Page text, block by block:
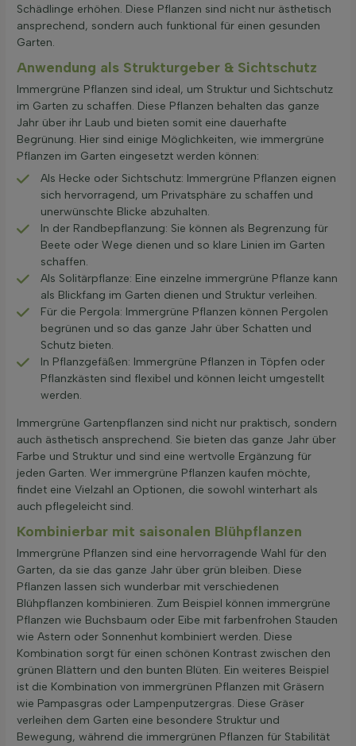
Schädlinge erhöhen. Diese Pflanzen sind nicht nur ästhetisch
ansprechend, sondern auch funktional für einen gesunden
Garten.
Anwendung als Strukturgeber & Sichtschutz
Immergrüne Pflanzen sind ideal, um Struktur und Sichtschutz
im Garten zu schaffen. Diese Pflanzen behalten das ganze
Jahr über ihr Laub und bieten somit eine dauerhafte
Begrünung. Hier sind einige Möglichkeiten, wie immergrüne
Pflanzen im Garten eingesetzt werden können:
Als Hecke oder Sichtschutz: Immergrüne Pflanzen eignen
sich hervorragend, um Privatsphäre zu schaffen und
unerwünschte Blicke abzuhalten.
In der Randbepflanzung: Sie können als Begrenzung für
Beete oder Wege dienen und so klare Linien im Garten
schaffen.
Als Solitärpflanze: Eine einzelne immergrüne Pflanze kann
als Blickfang im Garten dienen und Struktur verleihen.
Für die Pergola: Immergrüne Pflanzen können Pergolen
begrünen und so das ganze Jahr über Schatten und
Schutz bieten.
In Pflanzgefäßen: Immergrüne Pflanzen in Töpfen oder
Pflanzkästen sind flexibel und können leicht umgestellt
werden.
Immergrüne Gartenpflanzen sind nicht nur praktisch, sondern
auch ästhetisch ansprechend. Sie bieten das ganze Jahr über
Farbe und Struktur und sind eine wertvolle Ergänzung für
jeden Garten. Wer immergrüne Pflanzen kaufen möchte,
findet eine Vielzahl an Optionen, die sowohl winterhart als
auch pflegeleicht sind.
Kombinierbar mit saisonalen Blühpflanzen
Immergrüne Pflanzen sind eine hervorragende Wahl für den
Garten, da sie das ganze Jahr über grün bleiben. Diese
Pflanzen lassen sich wunderbar mit verschiedenen
Blühpflanzen kombinieren. Zum Beispiel können immergrüne
Pflanzen wie Buchsbaum oder Eibe mit farbenfrohen Stauden
wie Astern oder Sonnenhut kombiniert werden. Diese
Kombination sorgt für einen schönen Kontrast zwischen den
grünen Blättern und den bunten Blüten. Ein weiteres Beispiel
ist die Kombination von immergrünen Pflanzen mit Gräsern
wie Pampasgras oder Lampenputzergras. Diese Gräser
verleihen dem Garten eine besondere Struktur und
Bewegung, während die immergrünen Pflanzen für Stabilität